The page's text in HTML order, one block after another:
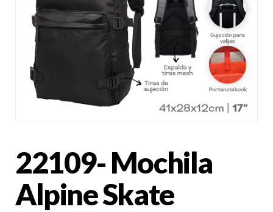
22109- Mochila
Alpine Skate